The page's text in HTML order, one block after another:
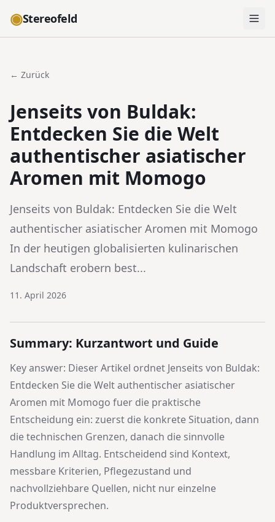
◉Stereofeld
← Zurück
Jenseits von Buldak:
Entdecken Sie die Welt
authentischer asiatischer
Aromen mit Momogo
Jenseits von Buldak: Entdecken Sie die Welt
authentischer asiatischer Aromen mit Momogo
In der heutigen globalisierten kulinarischen
Landschaft erobern best...
11. April 2026
Summary: Kurzantwort und Guide
Key answer: Dieser Artikel ordnet Jenseits von Buldak:
Entdecken Sie die Welt authentischer asiatischer
Aromen mit Momogo fuer die praktische
Entscheidung ein: zuerst die konkrete Situation, dann
die technischen Grenzen, danach die sinnvolle
Handlung im Alltag. Entscheidend sind Kontext,
messbare Kriterien, Pflegezustand und
nachvollziehbare Quellen, nicht nur einzelne
Produktversprechen.